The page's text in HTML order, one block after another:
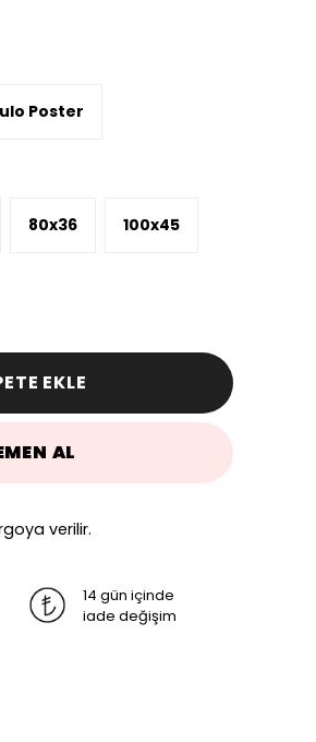
Poster
80x36 100x45
EKLE
AL
verilir.
14 gün içinde
iade değişim